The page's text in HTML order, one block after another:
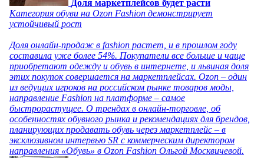
Доля маркетплейсов будет расти
Категория обуви на Ozon Fashion демонстрирует
устойчивый рост
Доля онлайн-продаж в fashion растет, и в прошлом году
составила уже более 54%. Покупатели все больше и чаще
приобретают одежду и обувь в интернете, и львиная доля
этих покупок совершается на маркетплейсах. Ozon – один
из ведущих игроков на российском рынке товаров моды,
направление Fashion на платформе – самое
быстрорастущее. О трендах в онлайн-торговле, об
особенностях обувного рынка и рекомендациях для брендов,
планирующих продавать обувь через маркетплейс – в
эксклюзивном интервью SR с коммерческим директором
направления «Обувь» в Ozon Fashion Ольгой Москвичевой.